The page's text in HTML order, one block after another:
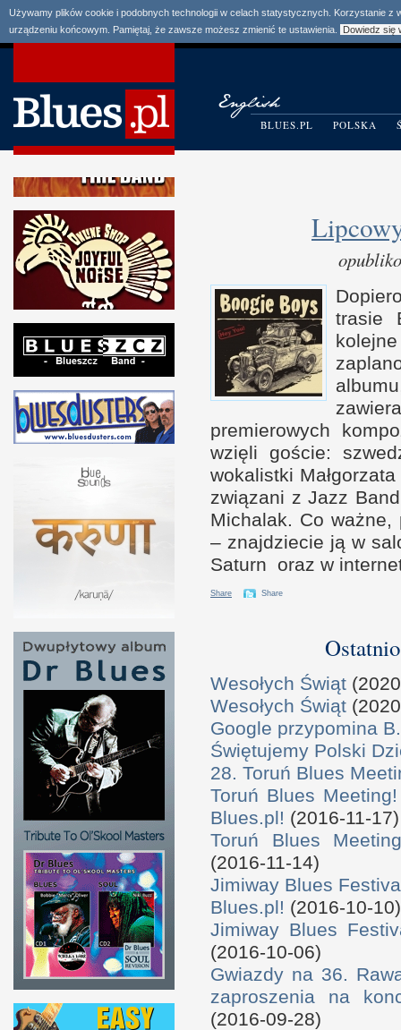
Używamy plików cookie i podobnych technologii w celach statystycznych. Korzystanie
urządzeniu końcowym. Pamiętaj, że zawsze możesz zmienić te ustawienia.
Dowiedz się
BLUES.PL POLSKA
trasie
premierowych
wzięli goście:
wokalistki
związani z Jazz
Michalak. Co ważne,
– znajdziecie ją w s
Saturn oraz w i
Share Share
Wesołych Świąt
Wesołych Świąt
Google przypomina
Świętujemy Polski
28. Toruń Blues
Toruń Blues
Blues.pl! (2016-11-17)
Toruń Blues
(2016-11-14)
Jimiway Blues
Blues.pl! (2016-10-10)
Jimiway Blues
(2016-10-06)
Gwiazdy na 36.
zaproszenia na
(2016-09-28)